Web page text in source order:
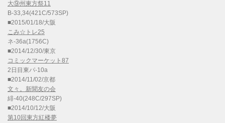
大⑨州東方祭11
B-33,34(421C/573SP)
■2015/01/18/大阪
こみ☆トレ25
ネ-36a(1756C)
■2014/12/30/東京
コミックマーケット87
2日目東パ-10a
■2014/11/02/京都
文々。新聞友の会
緋-40(248C/297SP)
■2014/10/12/大阪
第10回東方紅楼夢